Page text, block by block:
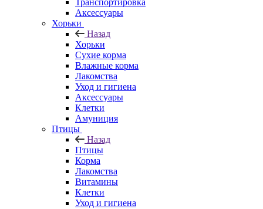
Транспортировка
Аксессуары
Хорьки
Назад
Хорьки
Сухие корма
Влажные корма
Лакомства
Уход и гигиена
Аксессуары
Клетки
Амуниция
Птицы
Назад
Птицы
Корма
Лакомства
Витамины
Клетки
Уход и гигиена